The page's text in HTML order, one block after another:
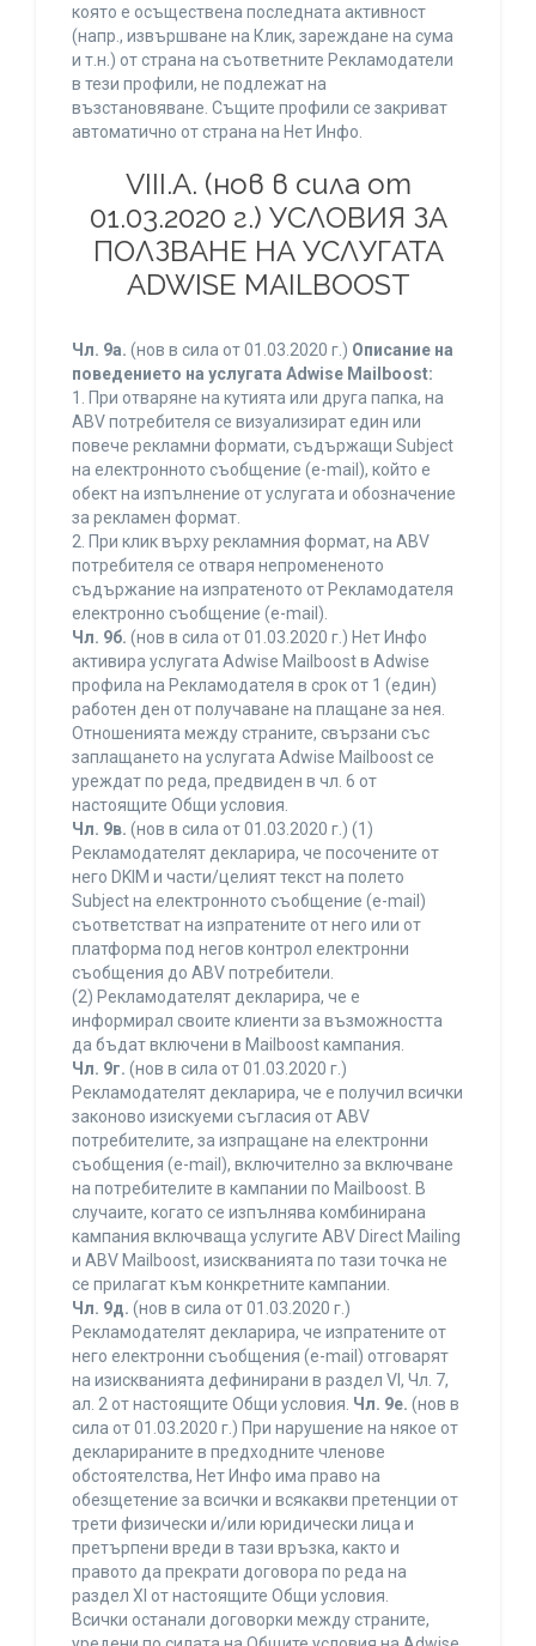
която е осъществена последната активност
(напр., извършване на Клик, зареждане на сума
и т.н.) от страна на съответните Рекламодатели
в тези профили, не подлежат на
възстановяване. Същите профили се закриват
автоматично от страна на Нет Инфо.
VIII.A. (нов в сила от
01.03.2020 г.) УСЛОВИЯ ЗА
ПОЛЗВАНЕ НА УСЛУГАТА
ADWISE MAILBOOST
Чл. 9а. (нов в сила от 01.03.2020 г.) Описание на
поведението на услугата Adwise Mailboost:
1. При отваряне на кутията или друга папка, на
ABV потребителя се визуализират един или
повече рекламни формати, съдържащи Subject
на електронното съобщение (e-mail), който е
обект на изпълнение от услугата и обозначение
за рекламен формат.
2. При клик върху рекламния формат, на ABV
потребителя се отваря непромененото
съдържание на изпратеното от Рекламодателя
електронно съобщение (e-mail).
Чл. 9б. (нов в сила от 01.03.2020 г.) Нет Инфо
активира услугата Adwise Mailboost в Adwise
профила на Рекламодателя в срок от 1 (един)
работен ден от получаване на плащане за нея.
Отношенията между страните, свързани със
заплащането на услугата Adwise Mailboost се
уреждат по реда, предвиден в чл. 6 от
настоящите Общи условия.
Чл. 9в. (нов в сила от 01.03.2020 г.) (1)
Рекламодателят декларира, че посочените от
него DKIM и части/целият текст на полето
Subject на електронното съобщение (e-mail)
съответстват на изпратените от него или от
платформа под негов контрол електронни
съобщения до ABV потребители.
(2) Рекламодателят декларира, че е
информирал своите клиенти за възможността
да бъдат включени в Mailboost кампания.
Чл. 9г. (нов в сила от 01.03.2020 г.)
Рекламодателят декларира, че е получил всички
законово изискуеми съгласия от ABV
потребителите, за изпращане на електронни
съобщения (e-mail), включително за включване
на потребителите в кампании по Mailboost. В
случаите, когато се изпълнява комбинирана
кампания включваща услугите ABV Direct Mailing
и ABV Mailboost, изискванията по тази точка не
се прилагат към конкретните кампании.
Чл. 9д. (нов в сила от 01.03.2020 г.)
Рекламодателят декларира, че изпратените от
него електронни съобщения (e-mail) отговарят
на изискванията дефинирани в раздел VI, Чл. 7,
ал. 2 от настоящите Общи условия. Чл. 9е. (нов в
сила от 01.03.2020 г.) При нарушение на някое от
декларираните в предходните членове
обстоятелства, Нет Инфо има право на
обезщетение за всички и всякакви претенции от
трети физически и/или юридически лица и
претърпени вреди в тази връзка, както и
правото да прекрати договора по реда на
раздел XI от настоящите Общи условия.
Всички останали договорки между страните,